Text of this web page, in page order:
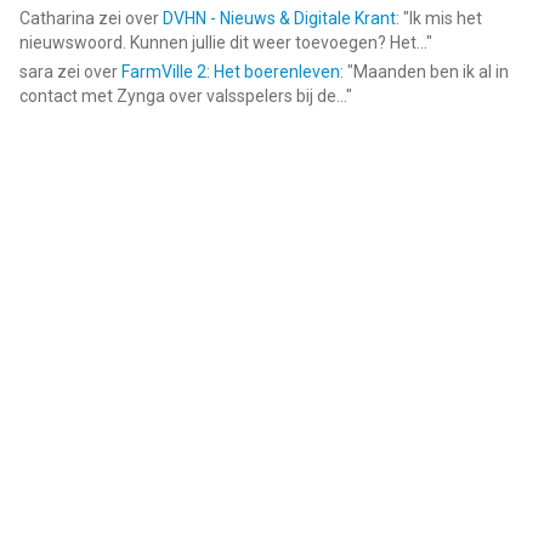
Catharina zei over DVHN - Nieuws & Digitale Krant: " Ik mis het
nieuwswoord. Kunnen jullie dit weer toevoegen? Het... "
sara zei over FarmVille 2: Het boerenleven: "Maanden ben ik al in
contact met Zynga over valsspelers bij de... "